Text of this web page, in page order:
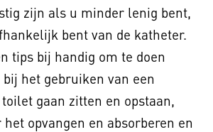
zijn als u minder lenig bent,
bent van de katheter.
tips bij handig om te doen
het gebruiken van een
gaan zitten en opstaan,
opvangen en absorberen en